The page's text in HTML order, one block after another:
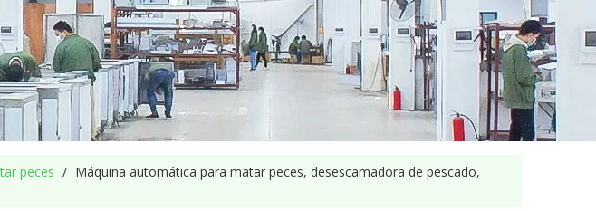
peces / Máquina automática para matar peces, desescamadora de pescado,